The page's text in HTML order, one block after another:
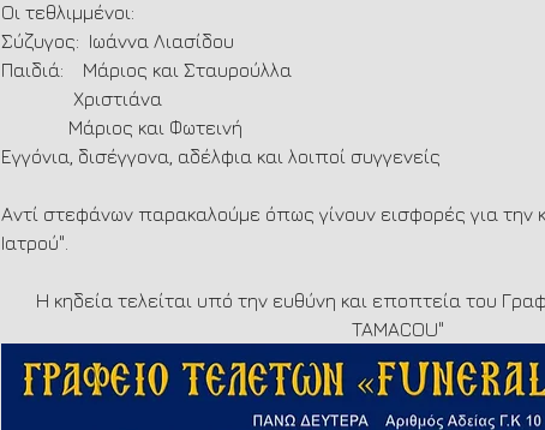
Οι τεθλιμμένοι:
Σύζυγος:  Ιωάννα Λιασίδου
Παιδιά:    Μάριος και Σταυρούλλα
               Χριστιάνα
              Μάριος και Φωτεινή
Εγγόνια, δισέγγονα, αδέλφια και λοιποί συγγενείς
Αντί στεφάνων παρακαλούμε όπως γίνουν εισφορές για την
Ιατρού".
Η κηδεία τελείται υπό την ευθύνη και εποπτεία του
TAMACOU"